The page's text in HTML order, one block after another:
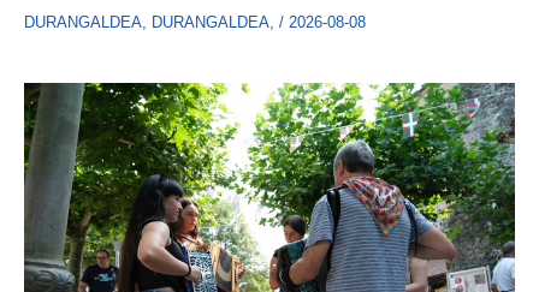
DURANGALDEA DURANGALDEA / 2026-08-08